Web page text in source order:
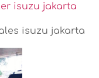
isuzu jakarta
isuzu jakarta